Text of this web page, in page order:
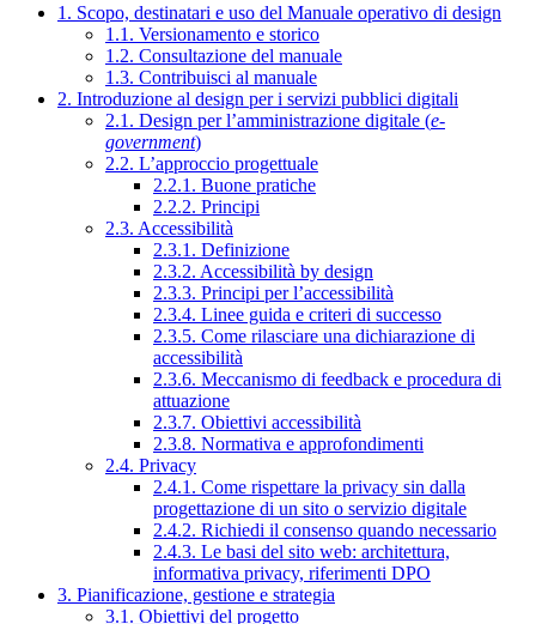
1. Scopo, destinatari e uso del Manuale operativo di design
1.1. Versionamento e storico
1.2. Consultazione del manuale
1.3. Contribuisci al manuale
2. Introduzione al design per i servizi pubblici digitali
2.1. Design per l’amministrazione digitale (e-
government)
2.2. L’approccio progettuale
2.2.1. Buone pratiche
2.2.2. Principi
2.3. Accessibilità
2.3.1. Definizione
2.3.2. Accessibilità by design
2.3.3. Principi per l’accessibilità
2.3.4. Linee guida e criteri di successo
2.3.5. Come rilasciare una dichiarazione di
accessibilità
2.3.6. Meccanismo di feedback e procedura di
attuazione
2.3.7. Obiettivi accessibilità
2.3.8. Normativa e approfondimenti
2.4. Privacy
2.4.1. Come rispettare la privacy sin dalla
progettazione di un sito o servizio digitale
2.4.2. Richiedi il consenso quando necessario
2.4.3. Le basi del sito web: architettura,
informativa privacy, riferimenti DPO
3. Pianificazione, gestione e strategia
3.1. Obiettivi del progetto